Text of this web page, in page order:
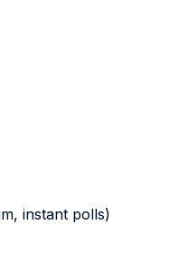
instant polls)